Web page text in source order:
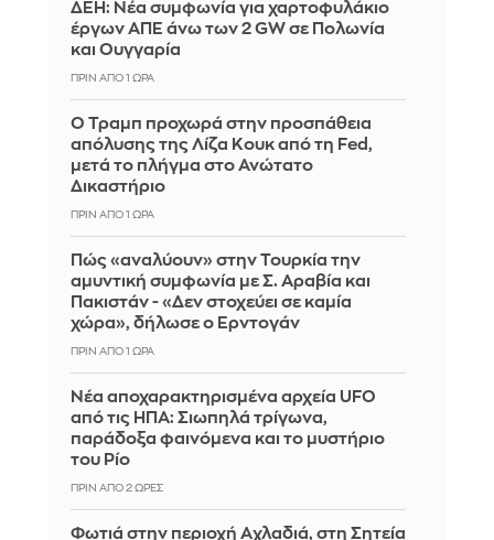
ΔΕΗ: Νέα συμφωνία για χαρτοφυλάκιο
έργων ΑΠΕ άνω των 2 GW σε Πολωνία
και Ουγγαρία
ΠΡΙΝ ΑΠΌ 1 ΏΡΑ
Ο Τραμπ προχωρά στην προσπάθεια
απόλυσης της Λίζα Κουκ από τη Fed,
μετά το πλήγμα στο Ανώτατο
Δικαστήριο
ΠΡΙΝ ΑΠΌ 1 ΏΡΑ
Πώς «αναλύουν» στην Τουρκία την
αμυντική συμφωνία με Σ. Αραβία και
Πακιστάν - «Δεν στοχεύει σε καμία
χώρα», δήλωσε ο Ερντογάν
ΠΡΙΝ ΑΠΌ 1 ΏΡΑ
Νέα αποχαρακτηρισμένα αρχεία UFO
από τις ΗΠΑ: Σιωπηλά τρίγωνα,
παράδοξα φαινόμενα και το μυστήριο
του Ρίο
ΠΡΙΝ ΑΠΌ 2 ΏΡΕΣ
Φωτιά στην περιοχή Αχλαδιά, στη Σητεία